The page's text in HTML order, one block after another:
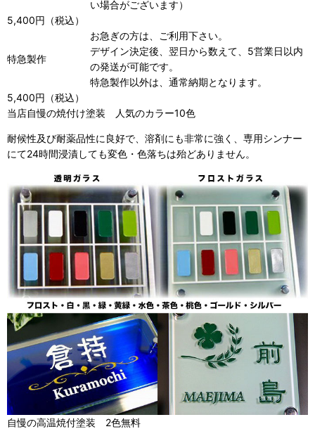
い場合がございます）
5,400円（税込）
特急製作
お急ぎの方は、ご利用下さい。
デザイン決定後、翌日から数えて、5営業日以内
の発送が可能です。
特急製作以外は、通常納期となります。
5,400円（税込）
当店自慢の焼付け塗装
人気のカラー10色
耐候性及び耐薬品性に良好で、溶剤にも非常に強く、専用シンナー
にて24時間浸漬しても変色・色落ちは殆どありません。
自慢の高温焼付塗装 2色無料